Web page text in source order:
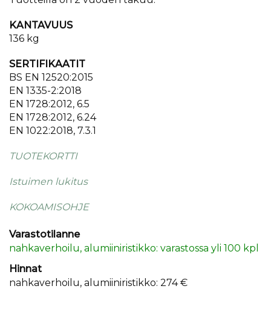
KANTAVUUS
136 kg
SERTIFIKAATIT
BS EN 12520:2015
EN 1335-2:2018
EN 1728:2012, 6.5
EN 1728:2012, 6.24
EN 1022:2018, 7.3.1
TUOTEKORTTI
Istuimen lukitus
KOKOAMISOHJE
Varastotilanne
nahkaverhoilu, alumiiniristikko: varastossa yli 100 kpl
Hinnat
nahkaverhoilu, alumiiniristikko: 274 €